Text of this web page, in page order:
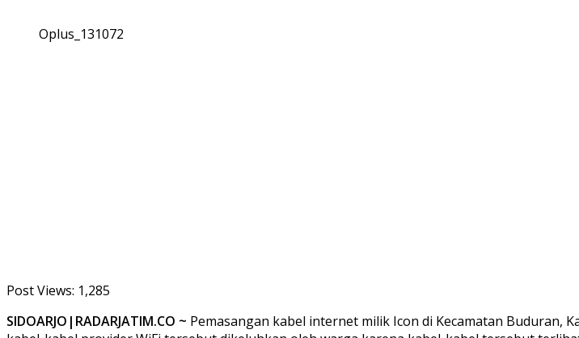
Oplus_131072
Post Views: 1,285
SIDOARJO|RADARJATIM.CO ~ Pemasangan kabel internet milik Icon di Kecamatan Buduran,